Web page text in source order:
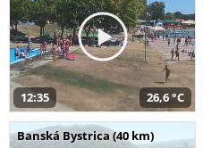
12:35 26,6 °C
Banská Bystrica (40 km)